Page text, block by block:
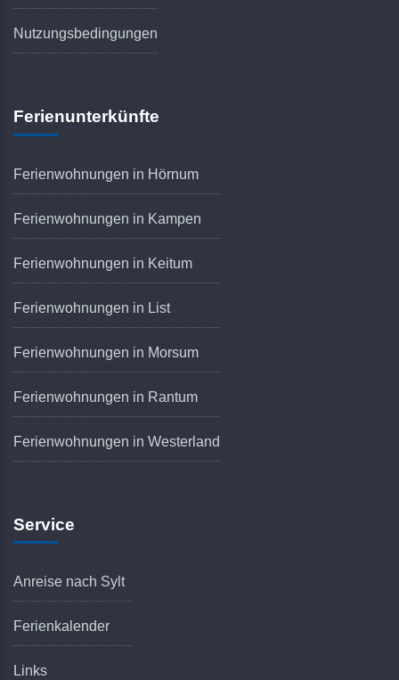
Nutzungsbedingungen
Ferienunterkünfte
Ferienwohnungen in Hörnum
Ferienwohnungen in Kampen
Ferienwohnungen in Keitum
Ferienwohnungen in List
Ferienwohnungen in Morsum
Ferienwohnungen in Rantum
Ferienwohnungen in Westerland
Service
Anreise nach Sylt
Ferienkalender
Links